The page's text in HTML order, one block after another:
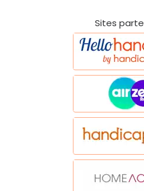
Sites